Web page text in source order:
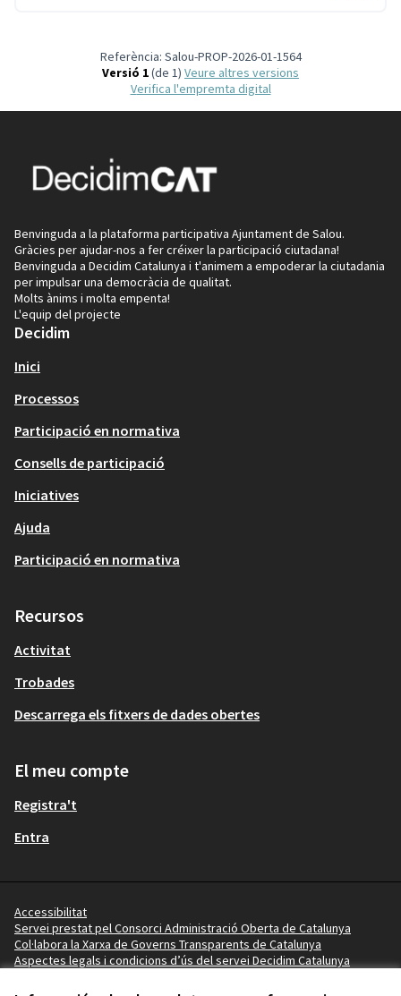
Referència: Salou-PROP-2026-01-1564
Versió 1(de 1)
veure altres versions
Verifica l'empremta digital
Benvinguda a la plataforma participativa Ajuntament de Salou.
Gràcies per ajudar-nos a fer créixer la participació ciutadana!
Benvinguda a Decidim Catalunya i t'animem a empoderar la ciutadania
per impulsar una democràcia de qualitat.
Molts ànims i molta empenta!
L'equip del projecte
Decidim
Inici
Processos
Participació en normativa
Consells de participació
Iniciatives
Ajuda
Participació en normativa
Recursos
Activitat
Trobades
Descarrega els fitxers de dades obertes
El meu compte
Registra't
Entra
Accessibilitat
Servei prestat pel Consorci Administració Oberta de Catalunya
Col·labora la Xarxa de Governs Transparents de Catalunya
Aspectes legals i condicions d’ús del servei Decidim Catalunya
Termes i condicions